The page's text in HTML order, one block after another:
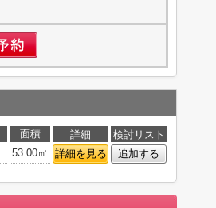
面積 詳細
検討リスト
53.00㎡ 詳細を見る 追加する